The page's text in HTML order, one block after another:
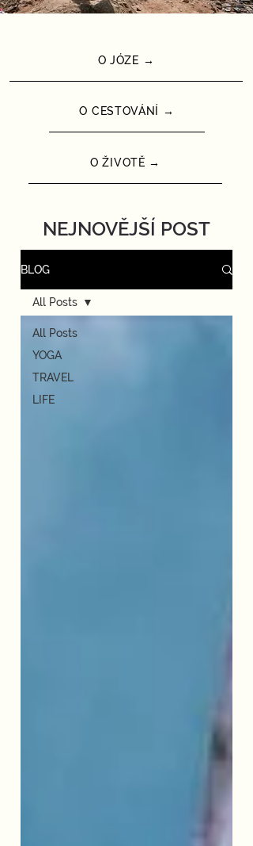
O JÓZE →
O CESTOVÁNÍ →
O ŽIVOTĚ →
NEJNOVĚJŠÍ POST
BLOG
All Posts
YOGA
TRAVEL
LIFE
All Posts